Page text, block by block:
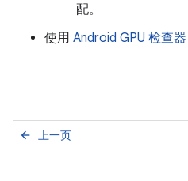
配。
使用 Android GPU 检查器
上一页
arrow_back